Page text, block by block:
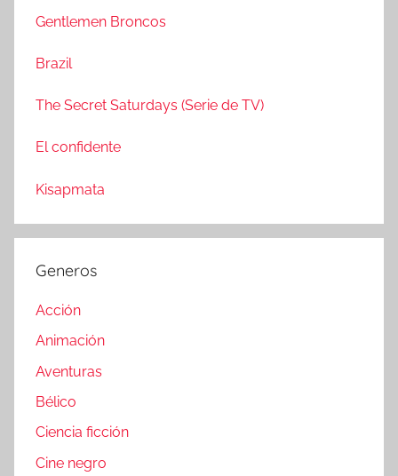
:Gentlemen Broncos
Brazil
The Secret Saturdays (Serie de TV)
El confidente
Kisapmata
Generos
Acción
Animación
Aventuras
Bélico
Ciencia ficción
Cine negro